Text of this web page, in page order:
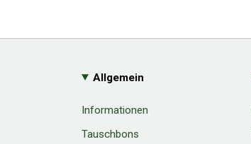
Allgemein
Informationen
Tauschbons